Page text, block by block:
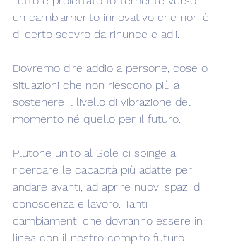
un cambiamento innovativo che non è
di certo scevro da rinunce e adii.
Dovremo dire addio a persone, cose o
situazioni che non riescono più a
sostenere il livello di vibrazione del
momento né quello per il futuro.
Plutone unito al Sole ci spinge a
ricercare le capacità più adatte per
andare avanti, ad aprire nuovi spazi di
conoscenza e lavoro. Tanti
cambiamenti che dovranno essere in
linea con il nostro compito futuro.